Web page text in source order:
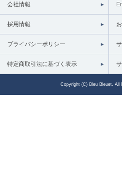
会社情報
採用情報
プライバシーポリシー
特定商取引法に基づく表示
Copyright (C) Bleu Bleuet. All